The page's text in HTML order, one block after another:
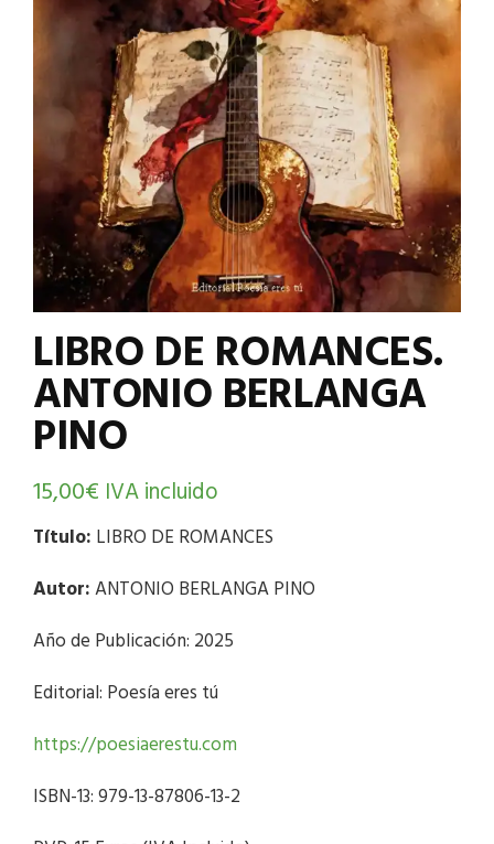
LIBRO DE ROMANCES.
ANTONIO BERLANGA
PINO
15,00€ IVA incluido
Título: LIBRO DE ROMANCES
Autor:ANTONIO BERLANGA PINO
Año de Publicación: 2025
Editorial: Poesía eres tú
https://poesiaerestu.com
ISBN-13: 979-13-87806-13-2